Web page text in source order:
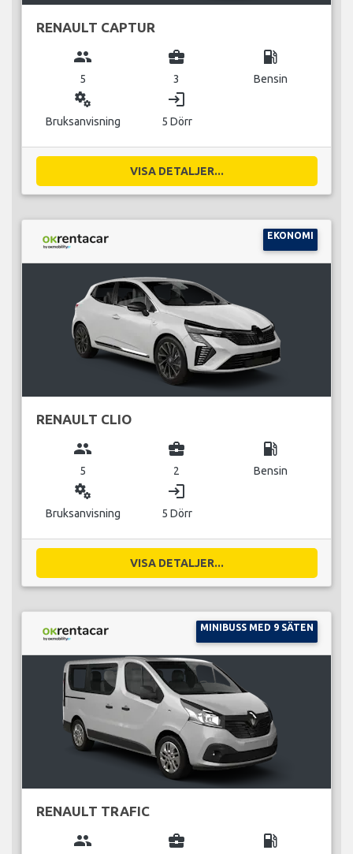
RENAULT CAPTUR
group
5
business_center
3
local_gas_station
Bensin
miscellaneous_services
Bruksanvisning
login
5 Dörr
VISA DETALJER...
EKONOMI
RENAULT CLIO
group
5
business_center
2
local_gas_station
Bensin
miscellaneous_services
Bruksanvisning
login
5 Dörr
VISA DETALJER...
MINIBUSS MED 9 SÄTEN
RENAULT TRAFIC
group business_center local_gas_station